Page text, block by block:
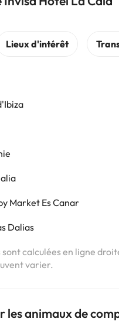
Market Es Canar
Dalias
calculées en ligne
varier.
les animaux de